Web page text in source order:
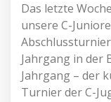
Das letzte
unsere C-
Jahrgang in der
Jahrgang – der
Turnier der C-